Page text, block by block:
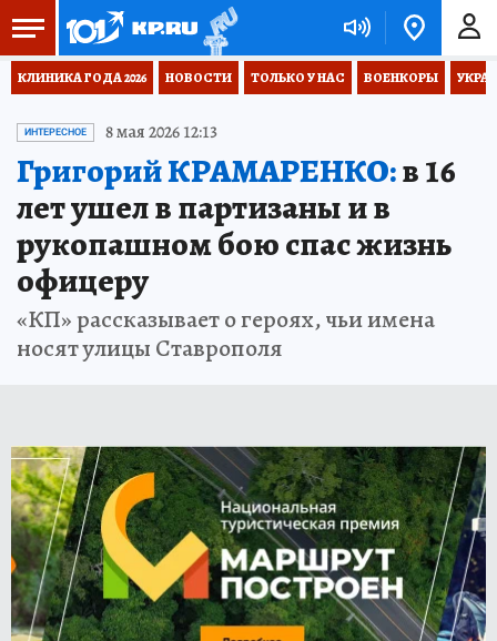
КЛИНИКА ГОДА 2026 НОВОСТИ ТОЛЬКО У НАС ВОЕНКОРЫ
ИНТЕРЕСНОЕ 8 мая 2026 12:13
Григорий КРАМАРЕНКО:в 16
лет ушел в партизаны и в
рукопашном бою спас жизнь
офицеру
«КП» рассказывает о героях, чьи имена
носят улицы Ставрополя